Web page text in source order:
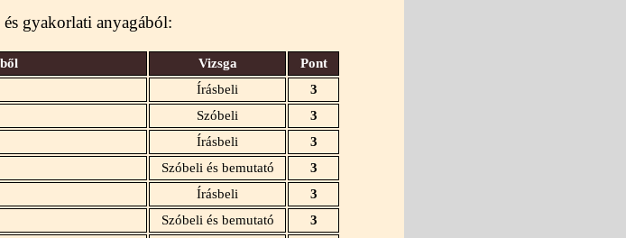
és gyakorlati anyagából:
Vizsga Pont
Írásbeli
3
Szóbeli
3
Írásbeli
3
Szóbeli és bemutató 3
Írásbeli
3
Szóbeli és bemutató
3